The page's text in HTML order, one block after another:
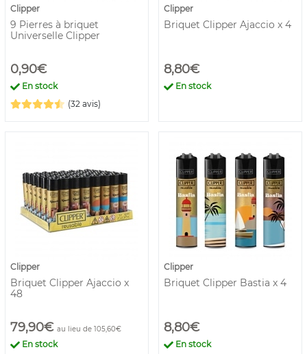
Clipper
9 Pierres à briquet
Universelle Clipper
0,90€
En stock
(32 avis)
Clipper
Briquet Clipper Ajaccio x 4
8,80€
En stock
Clipper
Briquet Clipper Ajaccio x
48
79,90€ au lieu de 105,60€
En stock
Clipper
Briquet Clipper Bastia x 4
8,80€
En stock